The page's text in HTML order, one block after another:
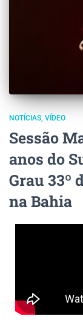
NOTÍCIAS VÍDEO
Sessão
anos do
Grau 33º
na Bahia